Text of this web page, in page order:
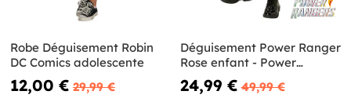
Robe Déguisement Robin
DC Comics adolescente
12,00 € 29,99 €
Déguisement Power Ranger
Rose enfant - Power
Rangers Movie
24,99 € 49,99 €